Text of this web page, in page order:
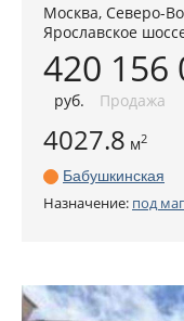
Москва, Северо-
Ярославское
420 156
руб. Продажа
4027.8 м2
Бабушкинская
Назначение: под